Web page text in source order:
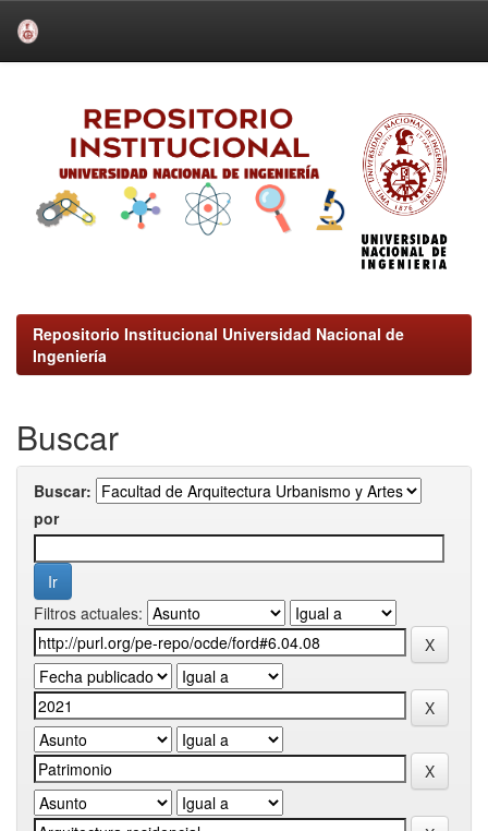
Repositorio Institucional Universidad Nacional de
Ingeniería
Buscar
Buscar:
por
Filtros actuales: